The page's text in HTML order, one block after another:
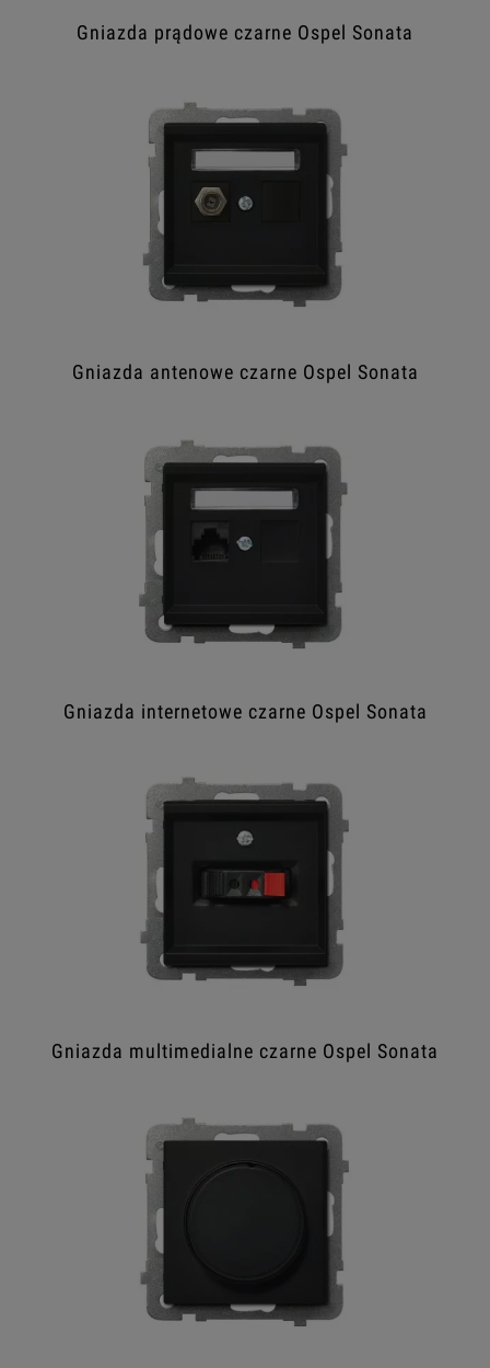
Gniazda prądowe czarne Ospel Sonata
Gniazda antenowe czarne Ospel Sonata
Gniazda internetowe czarne Ospel Sonata
Gniazda multimedialne czarne Ospel Sonata